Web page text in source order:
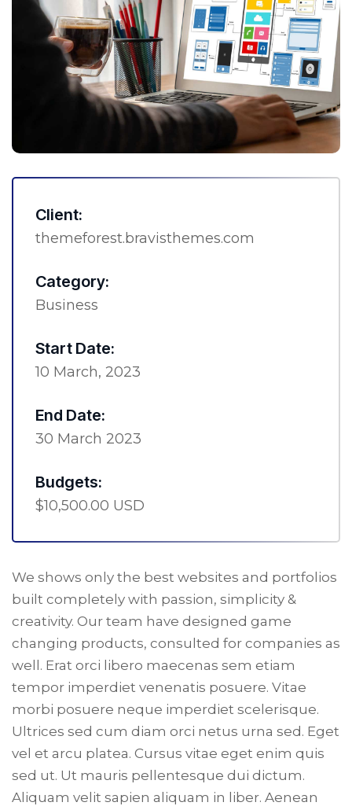
Client:
themeforest.bravisthemes.com
Category:
Business
Start Date:
10 March, 2023
End Date:
30 March 2023
Budgets:
$10,500.00 USD
We shows only the best websites and portfolios
built completely with passion, simplicity &
creativity. Our team have designed game
changing products, consulted for companies as
well. Erat orci libero maecenas sem etiam
tempor imperdiet venenatis posuere. Vitae
morbi posuere neque imperdiet scelerisque.
Ultrices sed cum diam orci netus urna sed. Eget
vel et arcu platea. Cursus vitae eget enim quis
sed ut. Ut mauris pellentesque dui dictum.
Aliquam velit sapien aliquam in liber. Aenean